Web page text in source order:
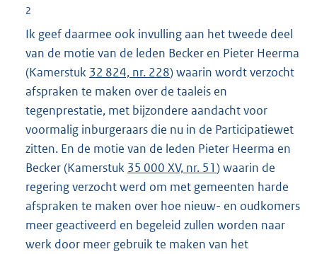
2
Ik geef daarmee ook invulling aan het tweede deel
van de motie van de leden Becker en Pieter Heerma
(Kamerstuk 32 824, nr. 228) waarin wordt verzocht
afspraken te maken over de taaleis en
tegenprestatie, met bijzondere aandacht voor
voormalig inburgeraars die nu in de Participatiewet
zitten. En de motie van de leden Pieter Heerma en
Becker (Kamerstuk 35 000 XV, nr. 51) waarin de
regering verzocht werd om met gemeenten harde
afspraken te maken over hoe nieuw- en oudkomers
meer geactiveerd en begeleid zullen worden naar
werk door meer gebruik te maken van het